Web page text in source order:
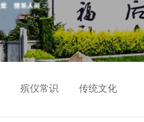
殡仪常识 传统文化